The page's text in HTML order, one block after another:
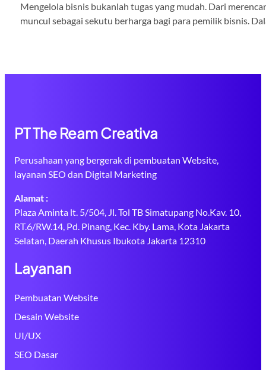
Mengelola bisnis bukanlah tugas yang mudah. Dari
muncul sebagai sekutu berharga bagi para pemilik bisnis.
PT The Ream Creativa
Perusahaan yang bergerak di pembuatan Website,
layanan SEO dan Digital Marketing
Alamat :
Plaza Aminta lt. 5/504, Jl. Tol TB Simatupang No.Kav. 10,
RT.6/RW.14, Pd. Pinang, Kec. Kby. Lama, Kota Jakarta
Selatan, Daerah Khusus Ibukota Jakarta 12310
Layanan
Pembuatan Website
Desain Website
UI/UX
SEO Dasar